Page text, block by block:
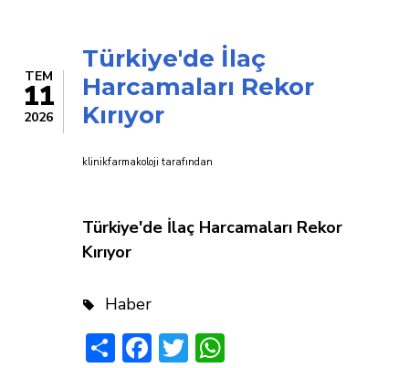
TEM
11
2026
Türkiye'de İlaç
Harcamaları Rekor
Kırıyor
klinikfarmakoloji tarafından
Türkiye'de İlaç Harcamaları Rekor
Kırıyor
Haber
ShareFacebook
Twitter